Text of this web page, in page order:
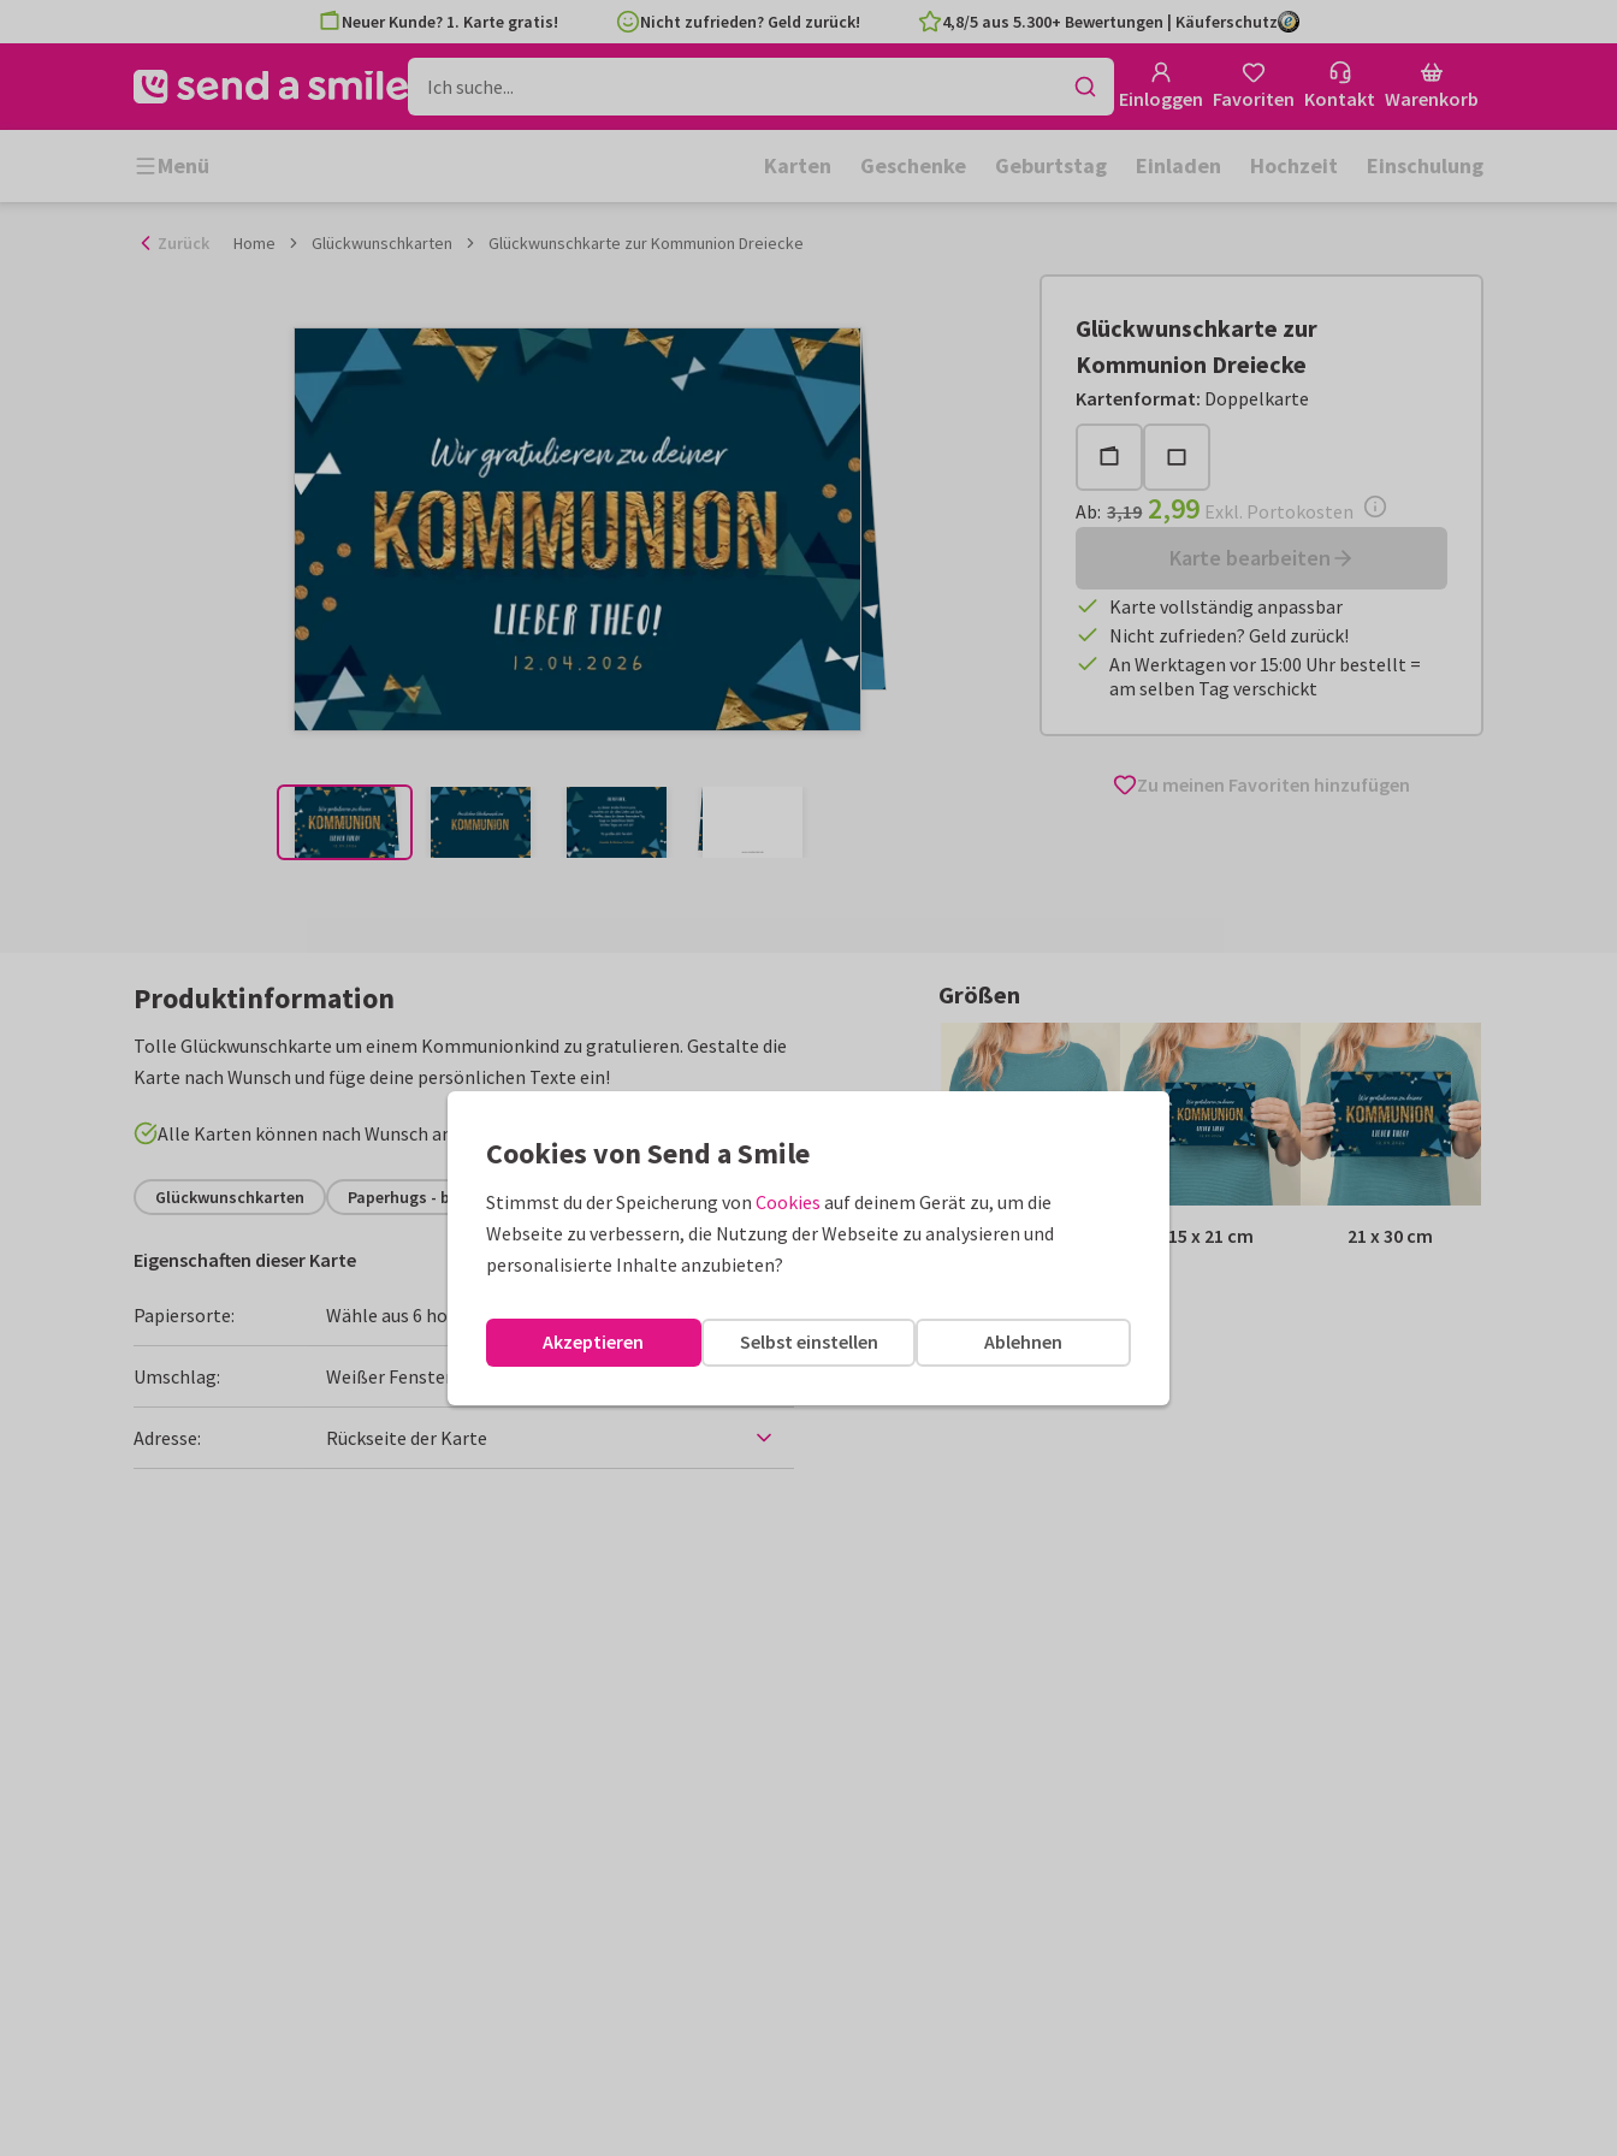
Inhalt
Neuer Kunde? 1. Karte gratis! Nicht zufrieden? Geld zurück! 4,8/5 aus 5.300+ Bewertungen | Käuferschutz
Einloggen Favoriten Kontakt Warenkorb
Menü Karten Geschenke Geburtstag Einladen Hochzeit Einschulung
Zurück Home Glückwunschkarten Glückwunschkarte zur Kommunion Dreiecke
Glückwunschkarte zur
Kommunion Dreiecke
Kartenformat: Doppelkarte
Ab:€ 2,99Exkl. Portokosten
Ab: 3,19 2,99 Exkl. Portokosten
Karte bearbeiten
Karte vollständig anpassbar
Nicht zufrieden? Geld zurück!
An Werktagen vor 15:00 Uhr bestellt =
am selben Tag verschickt
Zu meinen Favoriten hinzufügen
Produktinformation
Tolle Glückwunschkarte um einem Kommunionkind zu gratulieren. Gestalte die
Karte nach Wunsch und füge deine persönlichen Texte ein!
Alle Karten können nach Wunsch angepasst werden.
Glückwunschkarten Paperhugs - by Lidy Kommunion
Eigenschaften dieser Karte
Papiersorte: Wähle aus 6 hochwertigen Papiersorten
Umschlag: Weißer Fensterumschlag
Adresse: Rückseite der Karte
Größen
10 x 15 cm 15 x 21 cm 21 x 30 cm
Cookies von Send a Smile
Stimmst du der Speicherung von Cookies auf deinem Gerät zu, um die
Webseite zu verbessern, die Nutzung der Webseite zu analysieren und
personalisierte Inhalte anzubieten?
Ablehnen
Selbst einstellen
Akzeptieren